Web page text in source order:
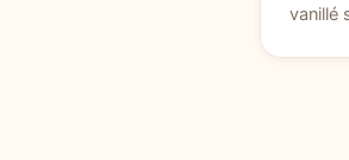
vanillé